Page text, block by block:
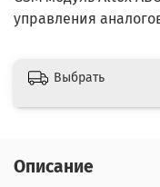
управления
Выбрать
Описание